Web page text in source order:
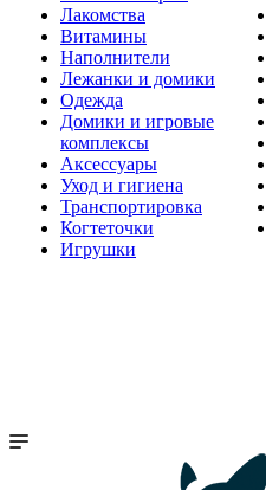
Лакомства
Витамины
Наполнители
Лежанки и домики
Одежда
Домики и игровые
комплексы
Аксессуары
Уход и гигиена
Транспортировка
Когтеточки
Игрушки